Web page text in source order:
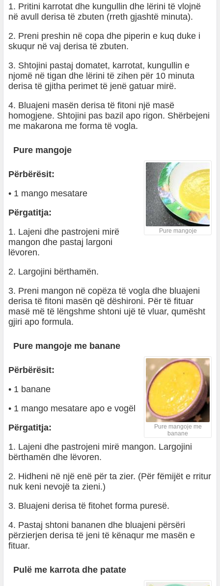
1. Pritini karrotat dhe kungullin dhe lërini të vlojnë
në avull derisa të zbuten (rreth gjashtë minuta).
2. Preni preshin në copa dhe piperin e kuq duke i
skuqur në vaj derisa të zbuten.
3. Shtojini pastaj domatet, karrotat, kungullin e
njomë në tigan dhe lërini të zihen për 10 minuta
derisa të gjitha perimet të jenë gatuar mirë.
4. Bluajeni masën derisa të fitoni një masë
homogjene. Shtojini pas bazil apo rigon. Shërbejeni
me makarona me forma të vogla.
Pure mangoje
Pure mangoje
Përbërësit:
• 1 mango mesatare
Përgatitja:
1. Lajeni dhe pastrojeni mirë
mangon dhe pastaj largoni
lëvoren.
2. Largojini bërthamën.
3. Preni mangon në copëza të vogla dhe bluajeni
derisa të fitoni masën që dëshironi. Për të fituar
masë më të lëngshme shtoni ujë të vluar, qumësht
gjiri apo formula.
Pure mangoje me banane
Pure mangoje me
banane
Përbërësit:
• 1 banane
• 1 mango mesatare apo e vogël
Përgatitja:
1. Lajeni dhe pastrojeni mirë mangon. Largojini
bërthamën dhe lëvoren.
2. Hidheni në një enë për ta zier. (Për fëmijët e rritur
nuk keni nevojë ta zieni.)
3. Bluajeni derisa të fitohet forma puresë.
4. Pastaj shtoni bananen dhe bluajeni përsëri
përzierjen derisa të jeni të kënaqur me masën e
fituar.
Pulë me karrota dhe patate